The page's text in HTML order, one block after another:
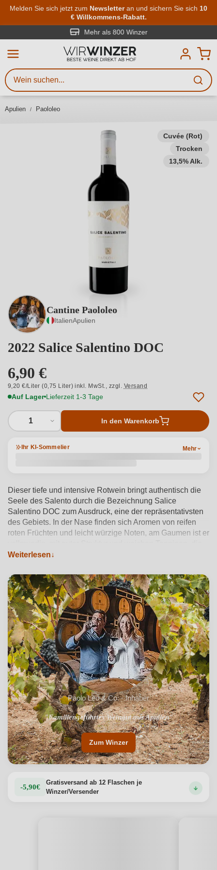
Zum Hauptinhalt springen
Melden Sie sich jetzt zum Newsletteran und sichern Sie sich 10
€ Willkommens-Rabatt.
Mehr als 800 Winzer
Apulien Paololeo
Cuvée (Rot)
Trocken
13,5% Alk.
Cantine Paololeo
ItalienApulien
2022 Salice Salentino DOC
6,90 €
9,20 €/Liter (0,75 Liter) inkl. MwSt., zzgl. Versand
Auf Lager Lieferzeit 1-3 Tage
1 In den Warenkorb
Ihr KI-Sommelier Mehr
Dieser tiefe und intensive Rotwein bringt authentisch die
Seele des Salento durch die Bezeichnung Salice
Salentino DOC zum Ausdruck, eine der repräsentativsten
des Gebiets. In der Nase finden sich Aromen von reifen
roten Früchten und leicht würzige Noten, am Gaumen ist er
einen lang anhaltenden Abgang begleiten. Dieser Wein,
wird, die mit kleinen Anteilen autochthoner apulischer
Rebsorten, darunter Malvasia Nera, vermischt werden,
bietet einen warmen und eleganten Schluck, der die
Geschichte und die Kraft der Tradition des Salento
widerspiegelt.Produktdetails anzeigen →
Weiterlesen
Paolo Leo & Co. · Inhaber
"Familiengeführtes Weingut aus Apulien"
Zum Winzer
-5,90€
Gratisversand ab 12 Flaschen je
Winzer/Versender
Weinsuche
Mindestens 3 Zeichen eingeben
Beschreiben Sie, welchen Wein
Sie suchen – ob nach Geschmack,